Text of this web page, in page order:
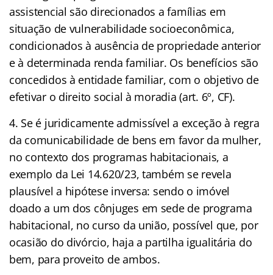
assistencial são direcionados a famílias em
situação de vulnerabilidade socioeconômica,
condicionados à ausência de propriedade anterior
e à determinada renda familiar. Os benefícios são
concedidos à entidade familiar, com o objetivo de
efetivar o direito social à moradia (art. 6º, CF).
4. Se é juridicamente admissível a exceção à regra
da comunicabilidade de bens em favor da mulher,
no contexto dos programas habitacionais, a
exemplo da Lei 14.620/23, também se revela
plausível a hipótese inversa: sendo o imóvel
doado a um dos cônjuges em sede de programa
habitacional, no curso da união, possível que, por
ocasião do divórcio, haja a partilha igualitária do
bem, para proveito de ambos.